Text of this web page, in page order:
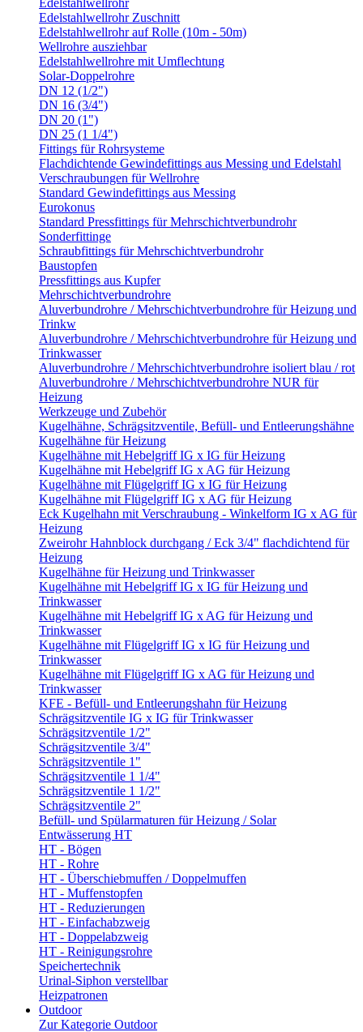
Edelstahlwellrohr
Edelstahlwellrohr Zuschnitt
Edelstahlwellrohr auf Rolle (10m - 50m)
Wellrohre ausziehbar
Edelstahlwellrohre mit Umflechtung
Solar-Doppelrohre
DN 12 (1/2")
DN 16 (3/4")
DN 20 (1")
DN 25 (1 1/4")
Fittings für Rohrsysteme
Flachdichtende Gewindefittings aus Messing und Edelstahl
Verschraubungen für Wellrohre
Standard Gewindefittings aus Messing
Eurokonus
Standard Pressfittings für Mehrschichtverbundrohr
Sonderfittinge
Schraubfittings für Mehrschichtverbundrohr
Baustopfen
Pressfittings aus Kupfer
Mehrschichtverbundrohre
Aluverbundrohre / Mehrschichtverbundrohre für Heizung und
Trinkw
Aluverbundrohre / Mehrschichtverbundrohre für Heizung und
Trinkwasser
Aluverbundrohre / Mehrschichtverbundrohre isoliert blau / rot
Aluverbundrohre / Mehrschichtverbundrohre NUR für
Heizung
Werkzeuge und Zubehör
Kugelhähne, Schrägsitzventile, Befüll- und Entleerungshähne
Kugelhähne für Heizung
Kugelhähne mit Hebelgriff IG x IG für Heizung
Kugelhähne mit Hebelgriff IG x AG für Heizung
Kugelhähne mit Flügelgriff IG x IG für Heizung
Kugelhähne mit Flügelgriff IG x AG für Heizung
Eck Kugelhahn mit Verschraubung - Winkelform IG x AG für
Heizung
Zweirohr Hahnblock durchgang / Eck 3/4" flachdichtend für
Heizung
Kugelhähne für Heizung und Trinkwasser
Kugelhähne mit Hebelgriff IG x IG für Heizung und
Trinkwasser
Kugelhähne mit Hebelgriff IG x AG für Heizung und
Trinkwasser
Kugelhähne mit Flügelgriff IG x IG für Heizung und
Trinkwasser
Kugelhähne mit Flügelgriff IG x AG für Heizung und
Trinkwasser
KFE - Befüll- und Entleerungshahn für Heizung
Schrägsitzventile IG x IG für Trinkwasser
Schrägsitzventile 1/2"
Schrägsitzventile 3/4"
Schrägsitzventile 1"
Schrägsitzventile 1 1/4"
Schrägsitzventile 1 1/2"
Schrägsitzventile 2"
Befüll- und Spülarmaturen für Heizung / Solar
Entwässerung HT
HT - Bögen
HT - Rohre
HT - Überschiebmuffen / Doppelmuffen
HT - Muffenstopfen
HT - Reduzierungen
HT - Einfachabzweig
HT - Doppelabzweig
HT - Reinigungsrohre
Speichertechnik
Urinal-Siphon verstellbar
Heizpatronen
Outdoor
Zur Kategorie Outdoor